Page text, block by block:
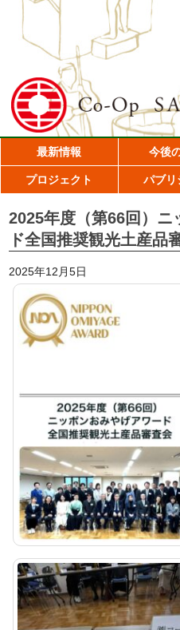
最新情報 今後
プロジェクト パブリ
2025年度（第66回）ニ
ド全国推奨観光土産品
2025年12月5日